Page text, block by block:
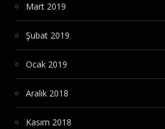
Mart 2019
Şubat 2019
Ocak 2019
Aralık 2018
Kasım 2018